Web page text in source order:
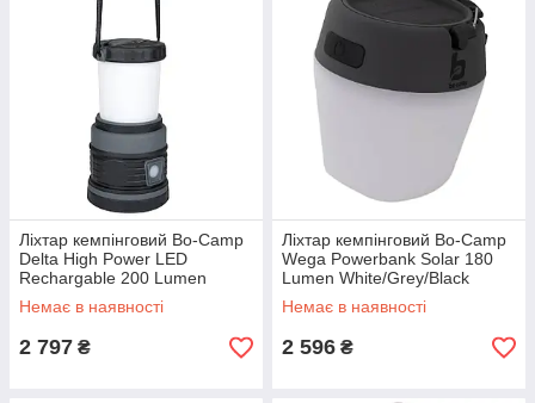
Ліхтар кемпінговий Bo-Camp
Delta High Power LED
Rechargable 200 Lumen
Black/Anthracite (5818891)
Немає в наявності
2 797 ₴
Ліхтар кемпінговий Bo-Camp
Wega Powerbank Solar 180
Lumen White/Grey/Black
(5818735)
Немає в наявності
2 596 ₴